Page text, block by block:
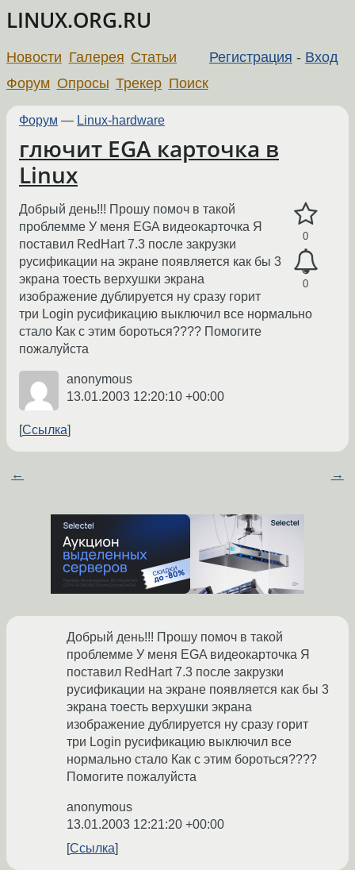
LINUX.ORG.RU
Регистрация - Вход
Новости Галерея Статьи
Форум Опросы Трекер Поиск
Форум — Linux-hardware
глючит EGA карточка в
Linux
0
0
Добрый день!!! Прошу помоч в такой
проблемме У меня EGA видеокарточка Я
поставил RedHart 7.3 после закрузки
русификации на экране появляется как бы 3
экрана тоесть верхушки экрана
изображение дублируется ну сразу горит
три Login русификацию выключил все нормально
стало Как с этим бороться???? Помогите
пожалуйста
anonymous
13.01.2003 12:20:10 +00:00
Ссылка
← →
Добрый день!!! Прошу помоч в такой
проблемме У меня EGA видеокарточка Я
поставил RedHart 7.3 после закрузки
русификации на экране появляется как бы 3
экрана тоесть верхушки экрана
изображение дублируется ну сразу горит
три Login русификацию выключил все
нормально стало Как с этим бороться????
Помогите пожалуйста
anonymous
13.01.2003 12:21:20 +00:00
Ссылка